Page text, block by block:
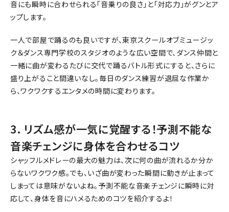
音にも瞬時に合わせられる「音乗りの良さ」と「対応力」がグンとア
ップします。
一人で部屋で踊るのも良いですが、東京スクールオブミュージッ
ク＆ダンス専門学校のスタジオのような広い空間で、ダンス仲間と
一緒に曲が変わるたびに交代で踊るバトル形式にすると、さらに
盛り上がること間違いなし。毎日のダンス練習が退屈な作業か
ら、ワクワクするエンタメの時間に変わります。
3. リズム感が一気に覚醒する！予測不能な
音楽チェンジに身体を合わせるコツ
シャッフルメドレーの最大の魅力は、次に何の曲が流れるか分か
らないワクワク感。でも、いざ曲が変わった瞬間に動きが止まって
しまっては意味がないよね。予測不能な音楽チェンジに瞬時に対
応して、身体を音にハメるためのコツを紹介するよ！